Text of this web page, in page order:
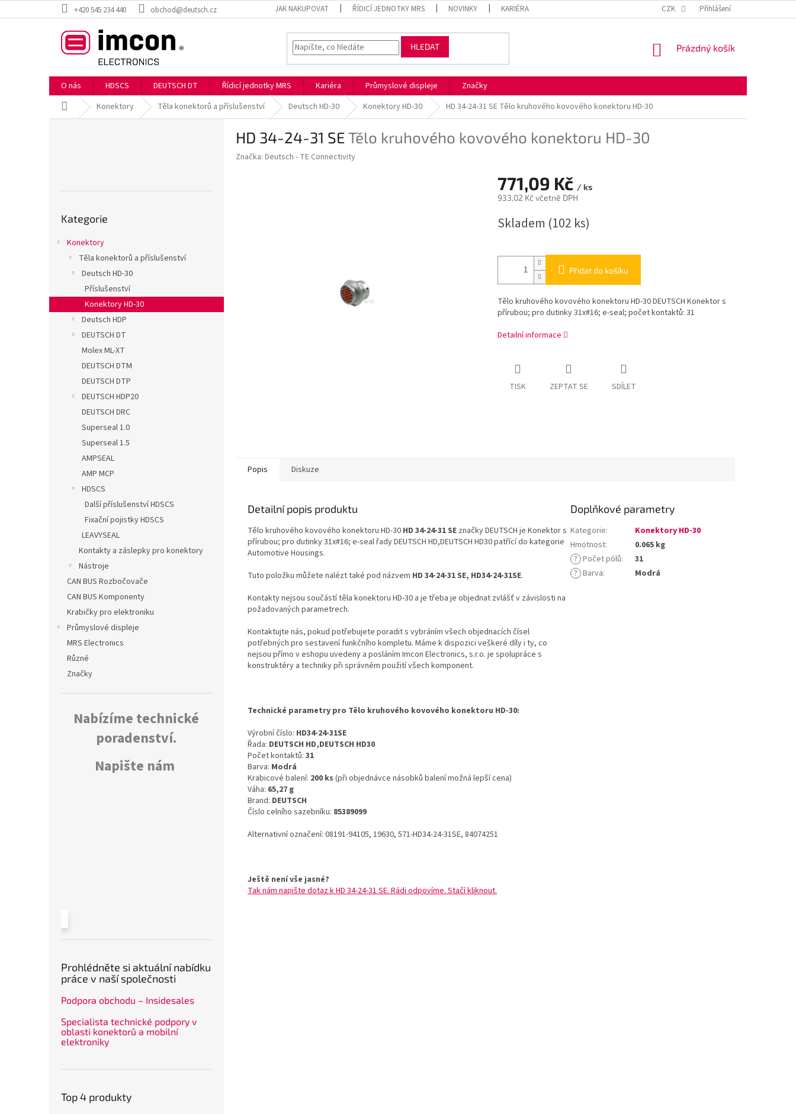
na
+420 545 234 440 obchod@deutsch.cz JAK NAKUPOVAT ŘÍDICÍ JEDNOTKY MRS NOVINKY KARIÉRA OBCHODNÍ PODMÍNKY
CZK Přihlášení
HLEDAT
NÁKUPNÍ
Prázdný košík
O nás HDSCS DEUTSCH DT Řídicí jednotky MRS Kariéra Průmyslové displeje
Značky
Domů Konektory Těla konektorů a příslušenství Deutsch HD-30 Konektory HD-30 HD 34-24-31 SE Tělo kruhového kovového konektoru HD-30
l
kategorie
Kategorie
Konektory
Těla konektorů a příslušenství
Deutsch HD-30
Příslušenství
Konektory HD-30
Deutsch HDP
DEUTSCH DT
Molex ML-XT
DEUTSCH DTM
DEUTSCH DTP
DEUTSCH HDP20
DEUTSCH DRC
Superseal 1.0
Superseal 1.5
AMPSEAL
AMP MCP
HDSCS
Další příslušenství HDSCS
Fixační pojistky HDSCS
LEAVYSEAL
Kontakty a záslepky pro konektory
Nástroje
CAN BUS Rozbočovače
CAN BUS Komponenty
Krabičky pro elektroniku
Průmyslové displeje
MRS Electronics
Různé
Značky
Nabízíme technické
poradenství.
Napište nám
Prohlédněte si aktuální nabídku
práce v naší společnosti
Podpora obchodu – Insidesales
Specialista technické podpory v
oblasti konektorů a mobilní
elektroniky
Top 4 produkty
HD 34-24-31 SETělo kruhového kovového konektoru HD-30
Značka: Deutsch - TE Connectivity
771,09 Kč / ks
933,02 Kč včetně DPH
cena:
Skladem (102 ks)
Přidat do košíku
Tělo kruhového kovového konektoru HD-30 DEUTSCH Konektor s
přírubou; pro dutinky 31x#16; e-seal; počet kontaktů: 31
Detailní informace
TISK ZEPTAT SE SDÍLET
Popis Diskuze
Detailní popis produktu
Tělo kruhového kovového konektoru HD-30 HD 34-24-31 SE značky DEUTSCH je Konektor s
přírubou; pro dutinky 31x#16; e-seal řady DEUTSCH HD,DEUTSCH HD30 patřící do kategorie
Automotive Housings.
Tuto položku můžete nalézt také pod názvem HD 34-24-31 SE, HD34-24-31SE.
Kontakty nejsou součástí těla konektoru HD-30 a je třeba je objednat zvlášť v závislosti na
požadovaných parametrech.
Kontaktujte nás, pokud potřebujete poradit s vybráním všech objednacích čísel
potřebných pro sestavení funkčního kompletu. Máme k dispozici veškeré díly i ty, co
nejsou přímo v eshopu uvedeny a posláním Imcon Electronics, s.r.o. je spolupráce s
konstruktéry a techniky při správném použití všech komponent.
Technické parametry pro Tělo kruhového kovového konektoru HD-30:
Výrobní číslo: HD34-24-31SE
Řada: DEUTSCH HD,DEUTSCH HD30
Počet kontaktů: 31
Barva: Modrá
Krabicové balení: 200 ks (při objednávce násobků balení možná lepší cena)
Váha: 65,27 g
Brand: DEUTSCH
Číslo celního sazebníku: 85389099
Alternativní označení: 08191-94105, 19630, 571-HD34-24-31SE, 84074251
Ještě není vše jasné?
Tak nám napište dotaz k HD 34-24-31 SE. Rádi odpovíme. Stačí kliknout.
Doplňkové parametry
Kategorie:
Konektory HD-30
Hmotnost:
0.065 kg
? Počet pólů:
31
? Barva: Modrá